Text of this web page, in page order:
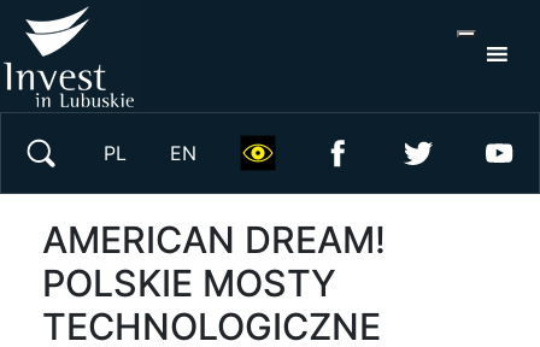
PL EN
AMERICAN DREAM!
POLSKIE MOSTY
TECHNOLOGICZNE
Wyszukaj w serwisie